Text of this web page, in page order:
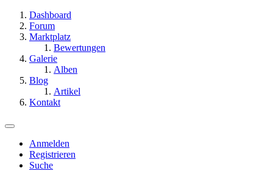
Dashboard
Forum
Marktplatz
Bewertungen
Galerie
Alben
Blog
Artikel
Kontakt
Anmelden
Registrieren
Suche